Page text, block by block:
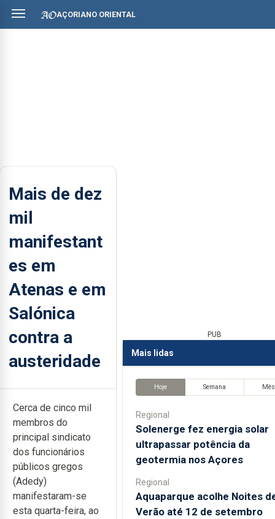
AÇORIANO ORIENTAL
Mais de dez
mil
manifestant
es em
Atenas e em
Salónica
contra a
austeridade
Cerca de cinco mil
membros do
principal sindicato
dos funcionários
públicos gregos
(Adedy)
manifestaram-se
esta quarta-feira, ao
PUB
Mais lidas
Hoje Semana Mês
Regional
Solenerge fez energia solar
ultrapassar potência da
geotermia nos Açores
Regional
Aquaparque acolhe Noites
Verão até 12 de setembro